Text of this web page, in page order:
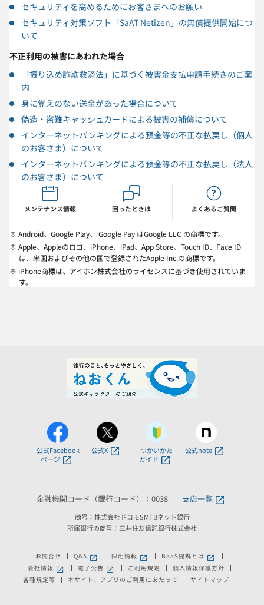
セキュリティを高めるためにお客さまへのお願い
セキュリティ対策ソフト「SaAT Netizen」の無償提供開始につ
いて
不正利用の被害にあわれた場合
「振り込め詐欺救済法」に基づく被害金支払申請手続きのご案
内
身に覚えのない送金があった場合について
偽造・盗難キャッシュカードによる被害の補償について
インターネットバンキングによる預金等の不正な払戻し（個人
のお客さま）について
インターネットバンキングによる預金等の不正な払戻し（法人
のお客さま）について
メンテナンス情報 困ったときは よくあるご質問
※ Android、Google Play、 Google Pay はGoogle LLC の商標です。
※ Apple、Appleのロゴ、iPhone、iPad、App Store、Touch ID、Face ID
は、米国およびその他の国で登録されたApple Inc.の商標です。
※ iPhone商標は、アイホン株式会社のライセンスに基づき使用されていま
す。
公式Facebook
ページ
公式X
つかいかた
ガイド
公式note
金融機関コード（銀行コード）：0038 支店一覧
商号：株式会社ドコモSMTBネット銀行
所属銀行の商号：三井住友信託銀行株式会社
お問合せ Q&A 新しいウィンドウで開きます。
採用情報 新しいウィンドウで開きます。
BaaS提携とは 新しいウィンドウ
会社情報新しいウィンドウで開きます。
電子公告新しいウィンドウで開きます。
ご利用規定
個人情報保護方針
各種規定等
本サイト、アプリのご利用にあたって サイトマップ